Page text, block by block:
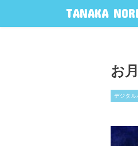
TANAKA
お
デジタル